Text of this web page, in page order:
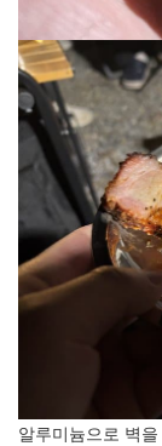
알루미늄으로 벽